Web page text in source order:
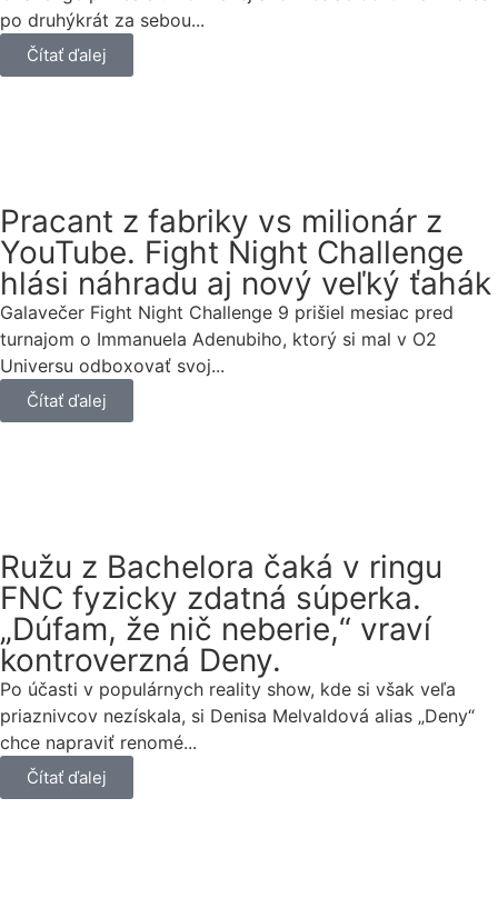
po druhýkrát za sebou...
Čítať ďalej
Pracant z fabriky vs milionár z
YouTube. Fight Night Challenge
hlási náhradu aj nový veľký ťahák
Galavečer Fight Night Challenge 9 prišiel mesiac pred
turnajom o Immanuela Adenubiho, ktorý si mal v O2
Universu odboxovať svoj...
Čítať ďalej
Ružu z Bachelora čaká v ringu
FNC fyzicky zdatná súperka.
„Dúfam, že nič neberie,“ vraví
kontroverzná Deny.
Po účasti v populárnych reality show, kde si však veľa
priaznivcov nezískala, si Denisa Melvaldová alias „Deny“
chce napraviť renomé...
Čítať ďalej